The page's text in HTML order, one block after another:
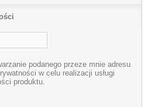
podanego przeze mnie adresu
w celu realizacji usługi
produktu.